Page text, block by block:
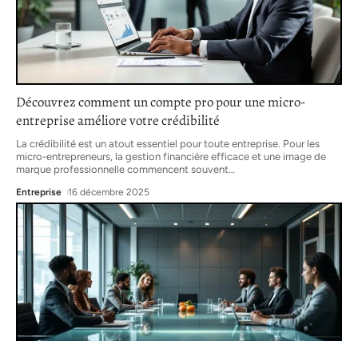
Découvrez comment un compte pro pour une micro-
entreprise améliore votre crédibilité
La crédibilité est un atout essentiel pour toute entreprise. Pour les
micro-entrepreneurs, la gestion financière efficace et une image de
marque professionnelle commencent souvent
Entreprise 16 décembre 2025